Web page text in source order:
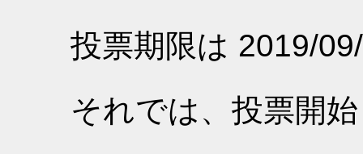
投票期限は 2019/
それでは、投票開